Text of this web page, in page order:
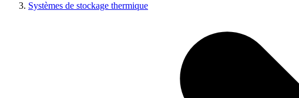
Systèmes de stockage thermique